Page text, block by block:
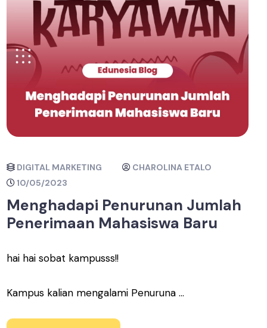
DIGITAL MARKETING
CHAROLINA ETALO
10/05/2023
Menghadapi Penurunan Jumlah
Penerimaan Mahasiswa Baru
hai hai sobat kampusss!!
Kampus kalian mengalami Penuruna ...